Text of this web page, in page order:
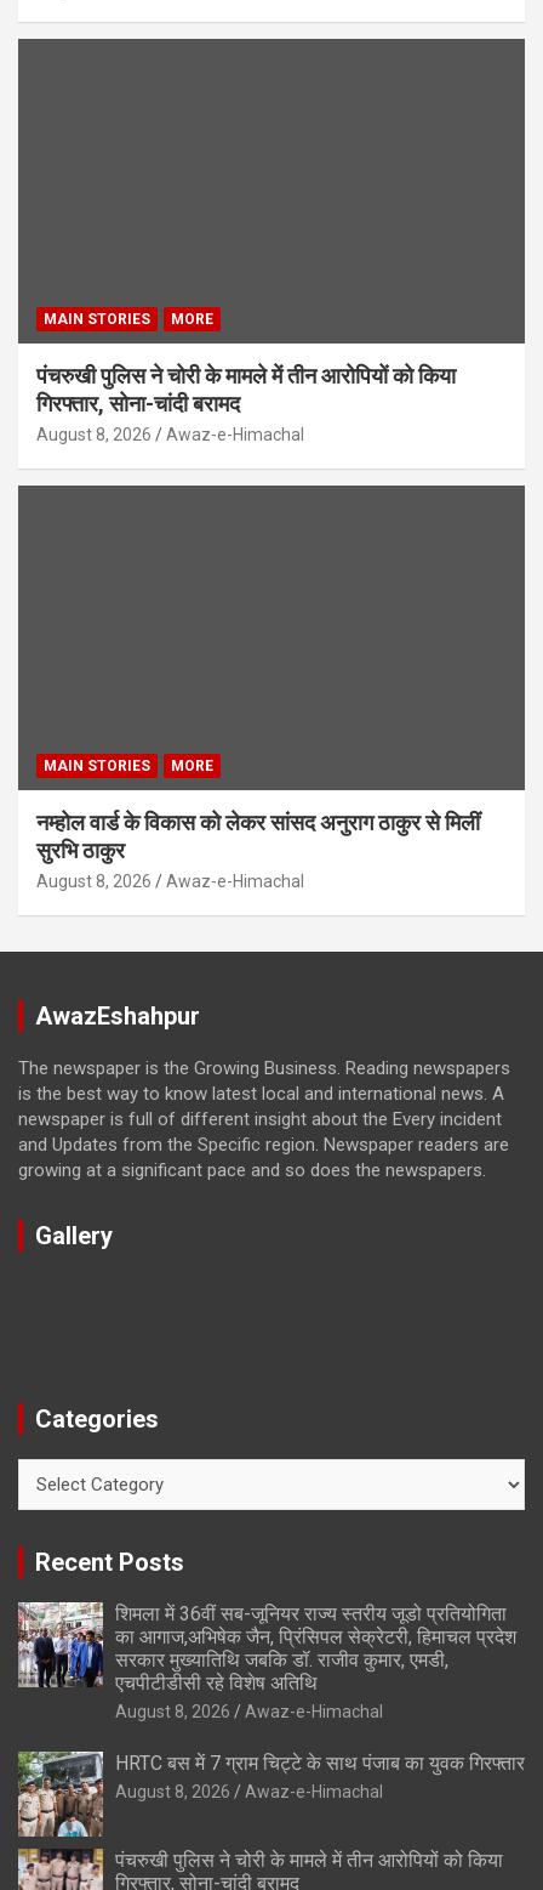
MAIN STORIES MORE
पंचरुखी पुलिस ने चोरी के मामले में तीन आरोपियों को किया
गिरफ्तार, सोना-चांदी बरामद
August 8, 2026 Awaz-e-Himachal
MAIN STORIES MORE
नम्होल वार्ड के विकास को लेकर सांसद अनुराग ठाकुर से मिलीं
सुरभि ठाकुर
August 8, 2026 Awaz-e-Himachal
AwazEshahpur
The newspaper is the Growing Business. Reading newspapers
is the best way to know latest local and international news. A
newspaper is full of different insight about the Every incident
and Updates from the Specific region. Newspaper readers are
growing at a significant pace and so does the newspapers.
Gallery
Categories
Recent Posts
शिमला में 36वीं सब-जूनियर राज्य स्तरीय जूडो प्रतियोगिता
का आगाज,अभिषेक जैन, प्रिंसिपल सेक्रेटरी, हिमाचल प्रदेश
सरकार मुख्यातिथि जबकि डॉ. राजीव कुमार, एमडी,
एचपीटीडीसी रहे विशेष अतिथि
August 8, 2026 Awaz-e-Himachal
HRTC बस में 7 ग्राम चिट्टे के साथ पंजाब का युवक गिरफ्तार
August 8, 2026 Awaz-e-Himachal
पंचरुखी पुलिस ने चोरी के मामले में तीन आरोपियों को किया
गिरफ्तार, सोना-चांदी बरामद